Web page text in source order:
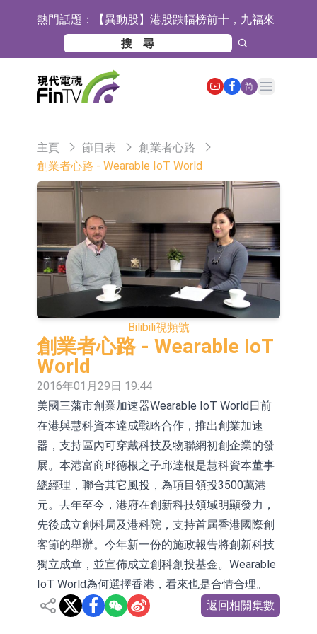
熱門話題： 【異動股】港股跌幅榜前十，九福來
(08611.HK)跌21.43%，天瑞汽車内飾
(06162.HK)跌18.44%
【異動股】港股漲幅榜前十，佳明集
團控股(01271.HK)漲+78.22%，拿森
科技(02261.HK)漲+64.11%
斯迪克：公司為國內摺疊屏核心功能
材料供應商
恒瑞醫藥：公司已在中國獲批上市26
目標客戶的測試認證
上期所：7月份對11個實際控制關系
賬戶組採取限制開倉的監管措施
特發服務：成功中標嗶哩嗶哩上海濱
江總部物業服務項目
亞太股份：公司是零跑汽車和
Stellantis集團的供應商
理工雷科面向邊緣AI場景推出"山
海"系列智算模組 系列產品基於國產
CPU與GPU構建
【異動股】醫療研發外包板塊拉升，
博騰股份(300363.CN)漲20.02%
日韓股市收盤雙雙下跌
依米康：海外交付以東南亞、中東市
場為主 並已取得歐美相關認證
上交所：財通多策略福鑫定期開放靈
活配置混合型發起式證券投資基金臨
時停牌
上交所：景順長城全球半導體芯片產
業股票型證券投資基金臨時停牌
【異動股】港股跌幅榜前十，卡森國
際(00496.HK)跌22.40%，九福來
(08611.HK)跌21.01%
【異動股】港股漲幅榜前十，拿森科
技(02261.HK)漲+75.05%，辰興發展
(02286.HK)漲+64.91%
神火股份：新疆神火鋁水轉化率已
100%
【異動股】焦炭Ⅲ板塊下挫，陝西黑
貓(601015.CN)跌8.38%
浙江證監局對財通證券股份有限公司
採取出具警示函措施
山金國際：港股上市工作正常推進中
简
Open main menu
主頁 節目表
創業者心路
創業者心路 - Wearable IoT World
Bilibili視頻號
創業者心路 - Wearable IoT
World
2016年01月29日 19:44
美國三藩市創業加速器Wearable IoT World日前
在港與慧科資本達成戰略合作，推出創業加速
器，支持區內可穿戴科技及物聯網初創企業的發
展。本港富商邱德根之子邱達根是慧科資本董事
總經理，聯合其它風投，為項目領投3500萬港
元。去年至今，港府在創新科技領域明顯發力，
先後成立創科局及港科院，支持首屆香港國際創
客節的舉辦。今年新一份的施政報告將創新科技
獨立成章，並宣佈成立創科創投基金。Wearable
IoT World為何選擇香港，看來也是合情合理。
返回相關集數